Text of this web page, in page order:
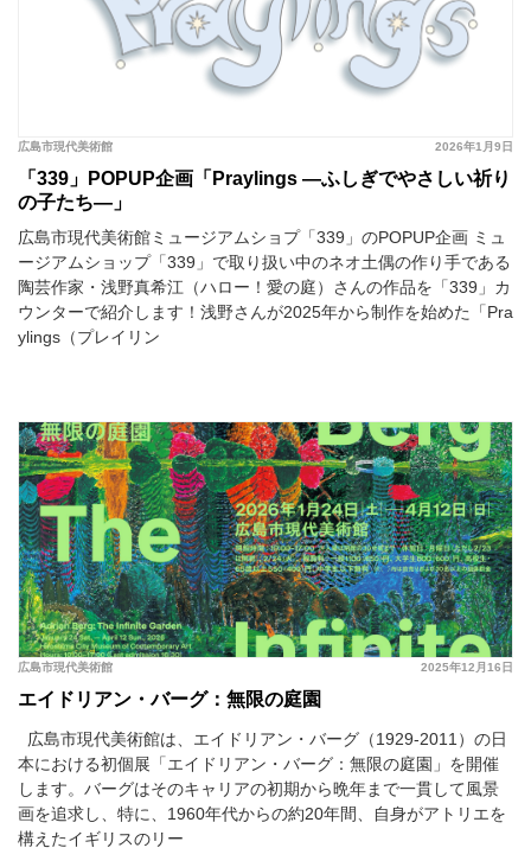
2026年1月9日
広島市現代美術館
「339」POPUP企画「Praylings —ふしぎでやさしい祈り
の子たち—」
広島市現代美術館ミュージアムショプ「339」のPOPUP企画 ミュ
ージアムショップ「339」で取り扱い中のネオ土偶の作り手である
陶芸作家・浅野真希江（ハロー！愛の庭）さんの作品を「339」カ
ウンターで紹介します！浅野さんが2025年から制作を始めた「Pra
ylings（プレイリン
2025年12月16日
広島市現代美術館
エイドリアン・バーグ：無限の庭園
広島市現代美術館は、エイドリアン・バーグ（1929-2011）の日
本における初個展「エイドリアン・バーグ：無限の庭園」を開催
します。バーグはそのキャリアの初期から晩年まで一貫して風景
画を追求し、特に、1960年代からの約20年間、自身がアトリエを
構えたイギリスのリー